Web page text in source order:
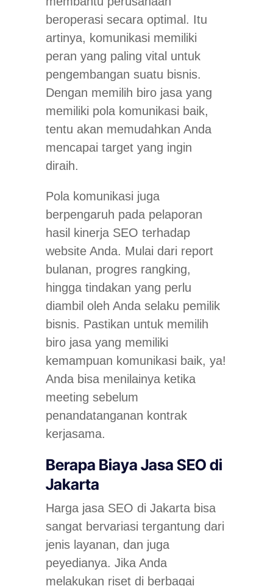
beroperasi secara optimal. Itu
artinya, komunikasi memiliki
peran yang paling vital untuk
pengembangan suatu bisnis.
Dengan memilih biro jasa yang
memiliki pola komunikasi baik,
tentu akan memudahkan Anda
mencapai target yang ingin
diraih.
Pola komunikasi juga
berpengaruh pada pelaporan
hasil kinerja SEO terhadap
website Anda. Mulai dari report
bulanan, progres rangking,
hingga tindakan yang perlu
diambil oleh Anda selaku pemilik
bisnis. Pastikan untuk memilih
biro jasa yang memiliki
kemampuan komunikasi baik, ya!
Anda bisa menilainya ketika
meeting sebelum
penandatanganan kontrak
kerjasama.
Berapa Biaya Jasa SEO di
Jakarta
Harga jasa SEO di Jakarta bisa
sangat bervariasi tergantung dari
jenis layanan, dan juga
peyedianya. Jika Anda
melakukan riset di berbagai